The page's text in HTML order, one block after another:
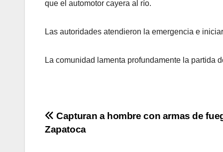
que el automotor cayera al río.
Las autoridades atendieron la emergencia e
La comunidad lamenta profundamente la partida
Navegación
de
Capturan a hombre con armas de
Zapatoca